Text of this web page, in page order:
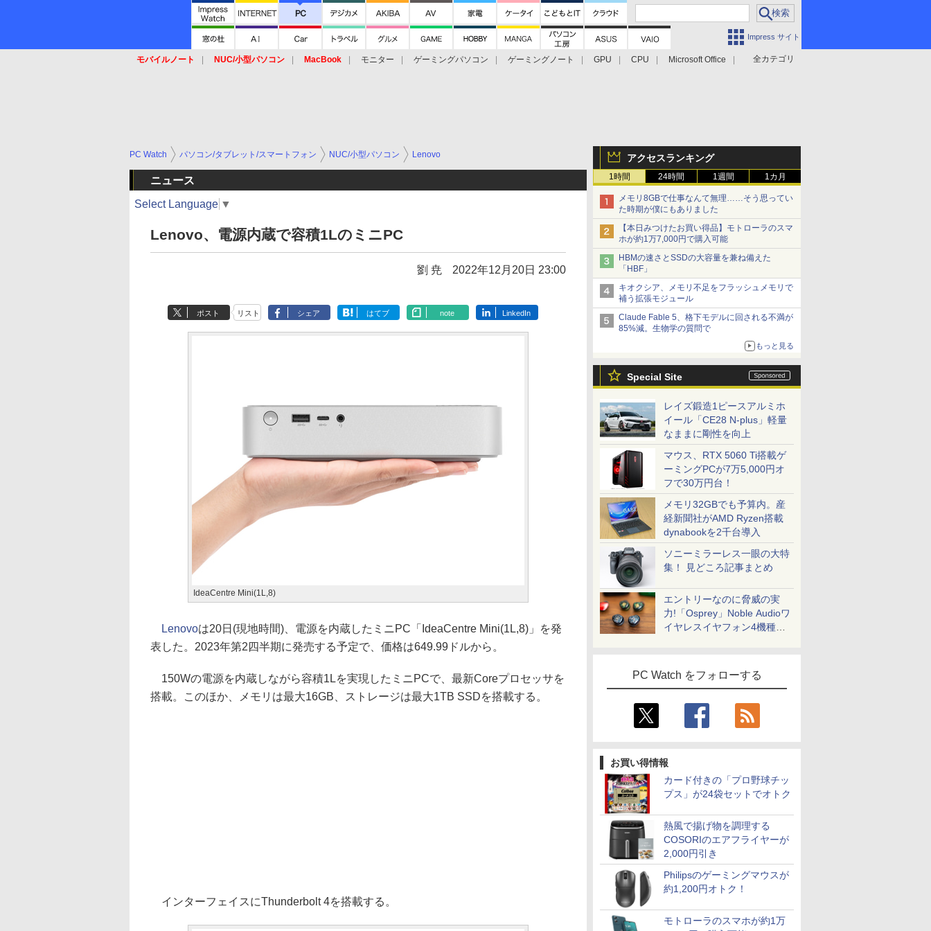
Impress サイト
全カテゴリ
モバイルノート NUC/小型パソコン MacBook モニター ゲーミングパソコン ゲーミングノート GPU CPU
Microsoft Office
アクセスランキング
1時間 24時間 1週間 1カ月
メモリ8GBで仕事なんて無理……そう思ってい
た時期が僕にもありました
【本日みつけたお買い得品】モトローラのスマ
ホが約1万7,000円で購入可能
HBMの速さとSSDの大容量を兼ね備えた
「HBF」
キオクシア、メモリ不足をフラッシュメモリで
補う拡張モジュール
Claude Fable 5、格下モデルに回される不満が
85%減。生物学の質問で
もっと見る
Special Site
レイズ鍛造1ピースアルミホ
イール「CE28 N-plus」軽量
なままに剛性を向上
マウス、RTX 5060 Ti搭載ゲ
ーミングPCが7万5,000円オ
フで30万円台！
メモリ32GBでも予算内。産
経新聞社がAMD Ryzen搭載
dynabookを2千台導入
ソニーミラーレス一眼の大特
集！ 見どころ記事まとめ
エントリーなのに脅威の実
力!「Osprey」Noble Audioワ
イヤレスイヤフォン4機種を
PC Watch をフォローする
お買い得情報
カード付きの「プロ野球チッ
プス」が24袋セットでオトク
熱風で揚げ物を調理する
COSORIのエアフライヤーが
2,000円引き
Philipsのゲーミングマウスが
約1,200円オトク！
モトローラのスマホが約1万
PC Watch パソコン/タブレット/スマートフォン NUC/小型パソコン Lenovo
ニュース
Select Language ▼
Lenovo、電源内蔵で容積1LのミニPC
劉 尭 2022年12月20日 23:00
ポスト リスト シェア はてブ note LinkedIn
IdeaCentre Mini(1L,8)
Lenovoは20日(現地時間)、電源を内蔵したミニPC「IdeaCentre Mini(1L,8)」を発
表した。2023年第2四半期に発売する予定で、価格は649.99ドルから。
150Wの電源を内蔵しながら容積1Lを実現したミニPCで、最新Coreプロセッサを
搭載。このほか、メモリは最大16GB、ストレージは最大1TB SSDを搭載する。
インターフェイスにThunderbolt 4を搭載する。